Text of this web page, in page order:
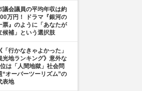
ワールドのクローズのお知らせ（USJ公式インス
議会議員の平均年収は約
万円！ ドラマ『銀河の
票』のように「あなたが
候補」という選択肢
《「行かなきゃよかった」
光地ランキング》意外な
は「人間地獄」社会問
“オーバーツーリズム”の
表地